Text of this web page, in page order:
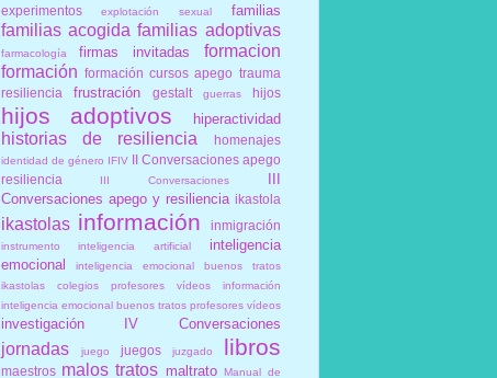
experimentos explotación sexual familias
familias acogida familias adoptivas
farmacología firmas invitadas
formacion
formación formación cursos apego trauma
resiliencia
frustración gestalt guerras hijos
hijos adoptivos hiperactividad
historias de resiliencia homenajes
identidad de género IFIV II Conversaciones apego
resiliencia
III Conversaciones
III
Conversaciones apego y resiliencia ikastola
ikastolas información inmigración
instrumento inteligencia artificial
inteligencia
emocional
inteligencia emocional buenos tratos
ikastolas colegios profesores vídeos información
inteligencia emocional buenos tratos profesores vídeos
investigación IV Conversaciones
jornadas juego juegos juzgado libros
maestros malos tratos maltrato Manual de